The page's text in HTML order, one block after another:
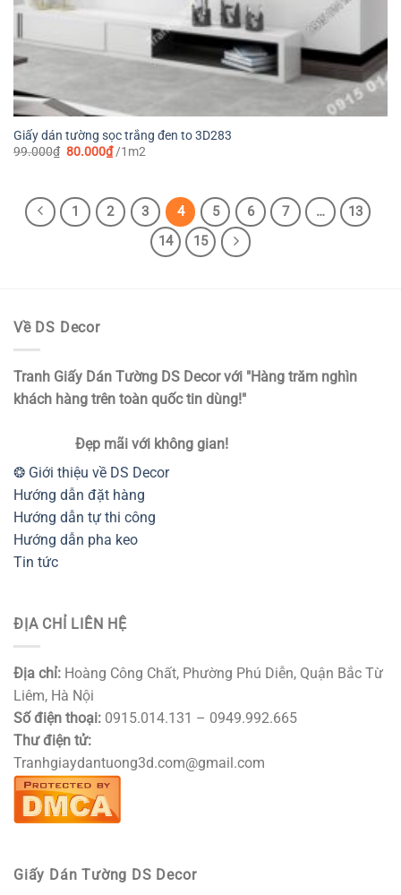
Giấy dán tường sọc trắng đen to 3D283
99.000₫ Giá
80.000₫Giá
hiện
80.000₫.
/1m2
1 2 3 4 5 6 7 …
13
14
15
Về DS Decor
Tranh Giấy Dán Tường DS Decor với "Hàng trăm nghìn
khách hàng trên toàn quốc tin dùng!"
Đẹp mãi với không gian!
❂ Giới thiệu về DS Decor
Hướng dẫn đặt hàng
Hướng dẫn tự thi công
Hướng dẫn pha keo
Tin tức
ĐỊA CHỈ LIÊN HỆ
Địa chỉ: Hoàng Công Chất, Phường Phú Diễn, Quận Bắc Từ
Liêm, Hà Nội
Số điện thoại: 0915.014.131 – 0949.992.665
Thư điện tử:
Tranhgiaydantuong3d.com@gmail.com
Giấy Dán Tường DS Decor